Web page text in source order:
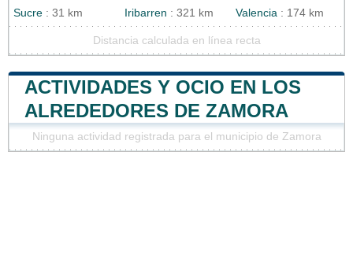
Sucre : 31 km Iribarren : 321 km Valencia : 174 km
Distancia calculada en línea recta
ACTIVIDADES Y OCIO EN LOS
ALREDEDORES DE ZAMORA
Ninguna actividad registrada para el municipio de Zamora